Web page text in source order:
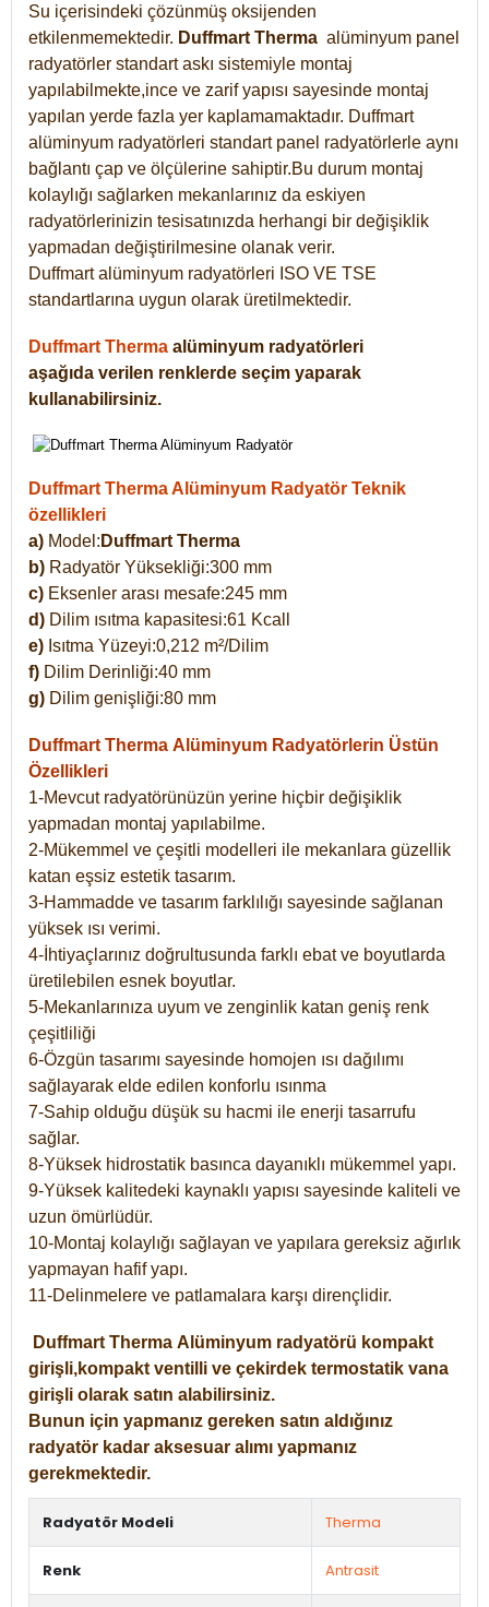
Su içerisindeki çözünmüş oksijenden
etkilenmemektedir. Duffmart Therma alüminyum panel
radyatörler standart askı sistemiyle montaj
yapılabilmekte,ince ve zarif yapısı sayesinde montaj
yapılan yerde fazla yer kaplamamaktadır. Duffmart
alüminyum radyatörleri standart panel radyatörlerle aynı
bağlantı çap ve ölçülerine sahiptir.Bu durum montaj
kolaylığı sağlarken mekanlarınız da eskiyen
radyatörlerinizin tesisatınızda herhangi bir değişiklik
yapmadan değiştirilmesine olanak verir.
Duffmart alüminyum radyatörleri ISO VE TSE
standartlarına uygun olarak üretilmektedir.
Duffmart Therma alüminyum radyatörleri
aşağıda verilen renklerde seçim yaparak
kullanabilirsiniz.
Duffmart Therma Alüminyum Radyatör Teknik
özellikleri
a) Model: Duffmart Therma
b) Radyatör Yüksekliği:300 mm
c) Eksenler arası mesafe:245 mm
d) Dilim ısıtma kapasitesi:61 Kcall
e) Isıtma Yüzeyi:0,212 m²/Dilim
f) Dilim Derinliği:40 mm
g) Dilim genişliği:80 mm
Duffmart Therma Alüminyum Radyatörlerin Üstün
Özellikleri
1-Mevcut radyatörünüzün yerine hiçbir değişiklik
yapmadan montaj yapılabilme.
2-Mükemmel ve çeşitli modelleri ile mekanlara güzellik
katan eşsiz estetik tasarım.
3-Hammadde ve tasarım farklılığı sayesinde sağlanan
yüksek ısı verimi.
4-İhtiyaçlarınız doğrultusunda farklı ebat ve boyutlarda
üretilebilen esnek boyutlar.
5-Mekanlarınıza uyum ve zenginlik katan geniş renk
çeşitliliği
6-Özgün tasarımı sayesinde homojen ısı dağılımı
sağlayarak elde edilen konforlu ısınma
7-Sahip olduğu düşük su hacmi ile enerji tasarrufu
sağlar.
8-Yüksek hidrostatik basınca dayanıklı mükemmel yapı.
9-Yüksek kalitedeki kaynaklı yapısı sayesinde kaliteli ve
uzun ömürlüdür.
10-Montaj kolaylığı sağlayan ve yapılara gereksiz ağırlık
yapmayan hafif yapı.
11-Delinmelere ve patlamalara karşı dirençlidir.
Duffmart Therma Alüminyum radyatörü kompakt
girişli,kompakt ventilli ve çekirdek termostatik vana
girişli olarak satın alabilirsiniz.
Bunun için yapmanız gereken satın aldığınız
radyatör kadar aksesuar alımı yapmanız
gerekmektedir.
Radyatör Modeli Therma
Renk Antrasit